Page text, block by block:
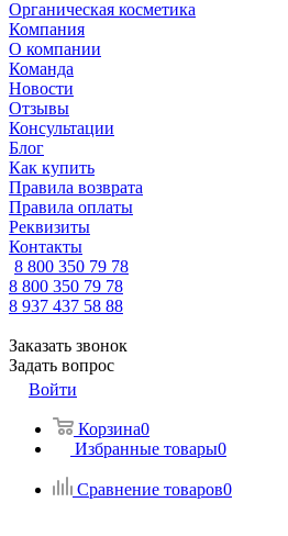
Органическая косметика
Компания
О компании
Команда
Новости
Отзывы
Консультации
Блог
Как купить
Правила возврата
Правила оплаты
Реквизиты
Контакты
8 800 350 79 78
8 800 350 79 78
8 937 437 58 88
Заказать звонок
Задать вопрос
Войти
Корзина0
Избранные товары0
Сравнение товаров0